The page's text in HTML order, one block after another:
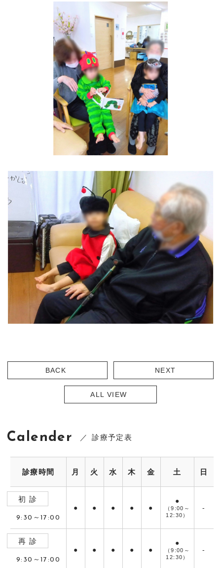
BACK
ALL VIEW
NEXT
Calender 診療予定表
診療時間 月 火 水 木 金 土 日
初 診
9:30～17:00
● ● ● ● ●
●
（9:00～
12:30）
-
再 診
9:30～17:00
● ● ● ● ●
●
（9:00～
12:30）
-